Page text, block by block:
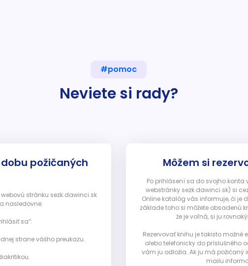
#pomoc
Neviete si rady?
požičaných
stránku sezk.dawinci.sk
nasledovne:
sa”:
strane vášho preukazu.
Môžem si
Po prihlásení sa do svojho
webstránky sezk.dawinci.sk) si
Online katalóg vás informuje, či je
základe toho si môžete obsadenú
že je voľná, si ju
Rezervovať knihu je takisto
alebo telefonicky do príslušného
vám ju odložia. Ak ju má
mailu